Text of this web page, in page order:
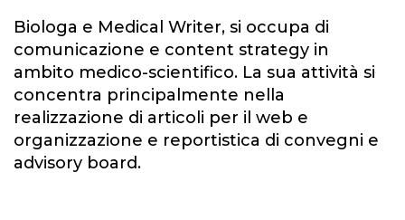
Biologa e Medical Writer, si occupa di
comunicazione e content strategy in
ambito medico-scientifico. La sua attività si
concentra principalmente nella
realizzazione di articoli per il web e
organizzazione e reportistica di convegni e
advisory board.